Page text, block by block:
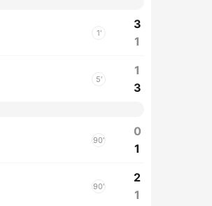
1'
3
1
5'
1
3
90'
0
1
90'
2
1